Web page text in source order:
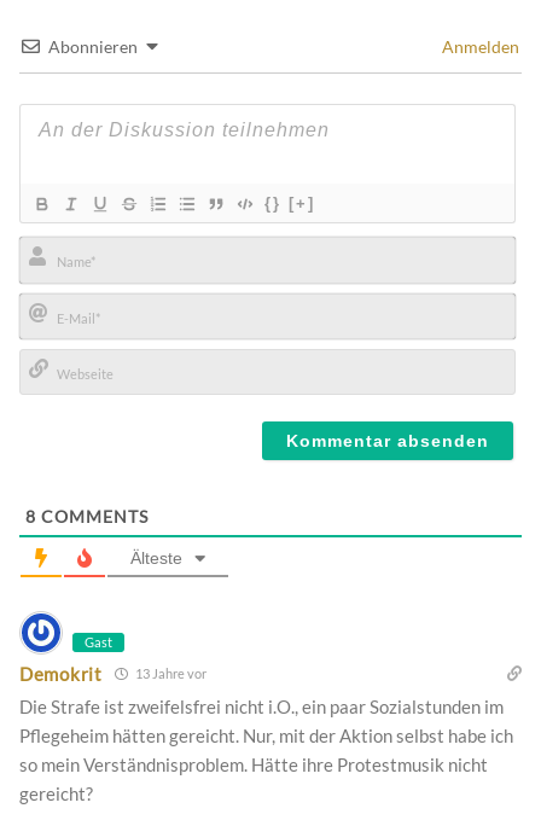
Abonnieren Anmelden
{} [+]
Name*
E-
Mail*
8 COMMENTS
Älteste
Gast
Demokrit 13 Jahre vor
Die Strafe ist zweifelsfrei nicht i.O., ein paar Sozialstunden im
Pflegeheim hätten gereicht. Nur, mit der Aktion selbst habe ich
so mein Verständnisproblem. Hätte ihre Protestmusik nicht
gereicht?